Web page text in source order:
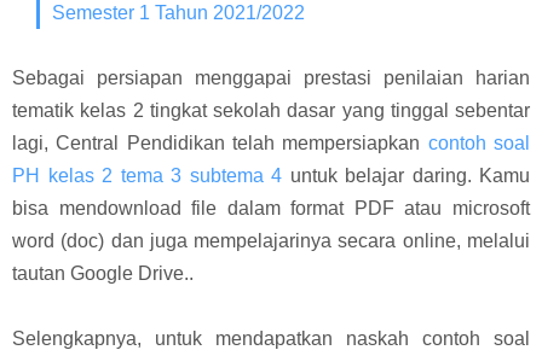
Semester 1 Tahun 2021/2022
Sebagai persiapan menggapai prestasi penilaian harian
tematik kelas 2 tingkat sekolah dasar yang tinggal sebentar
lagi, Central Pendidikan telah mempersiapkan contoh soal
PH kelas 2 tema 3 subtema 4 untuk belajar daring. Kamu
bisa mendownload file dalam format PDF atau microsoft
word (doc) dan juga mempelajarinya secara online, melalui
tautan Google Drive..
Selengkapnya, untuk mendapatkan naskah contoh soal